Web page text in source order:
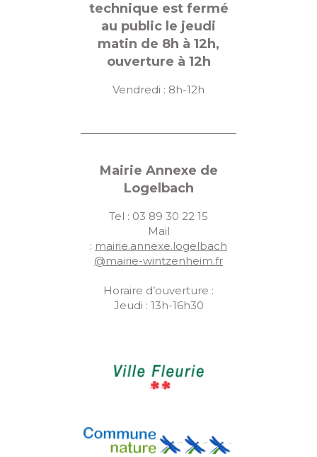
technique est fermé
au public le jeudi
matin de 8h à 12h,
ouverture à 12h
Vendredi : 8h-12h
Mairie Annexe de
Logelbach
Tel : 03 89 30 22 15
Mail
: mairie.annexe.logelbach
@mairie-wintzenheim.fr
Horaire d’ouverture :
Jeudi : 13h-16h30